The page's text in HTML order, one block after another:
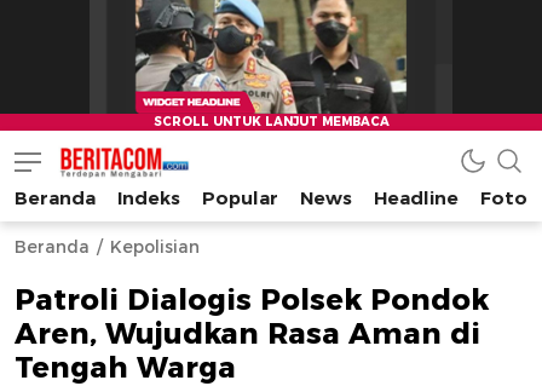
beritacom.com
bestnews
Beranda Indeks Popular News Headline Foto
Beranda Kepolisian
Patroli Dialogis Polsek Pondok
Aren, Wujudkan Rasa Aman di
Tengah Warga